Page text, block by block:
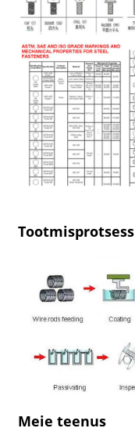
Tootmisprotsess
Meie teenus